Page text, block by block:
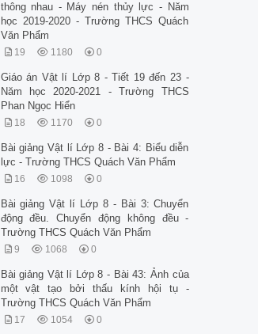
thông nhau - Máy nén thủy lực - Năm
học 2019-2020 - Trường THCS Quách
Văn Phẩm
19 1180 0
Giáo án Vật lí Lớp 8 - Tiết 19 đến 23 -
Năm học 2020-2021 - Trường THCS
Phan Ngọc Hiển
18 1170 0
Bài giảng Vật lí Lớp 8 - Bài 4: Biểu diễn
lực - Trường THCS Quách Văn Phẩm
16 1098 0
Bài giảng Vật lí Lớp 8 - Bài 3: Chuyển
động đều. Chuyển động không đều -
Trường THCS Quách Văn Phẩm
9 1068 0
Bài giảng Vật lí Lớp 8 - Bài 43: Ảnh của
một vật tạo bởi thấu kính hội tụ -
Trường THCS Quách Văn Phẩm
17 1054 0